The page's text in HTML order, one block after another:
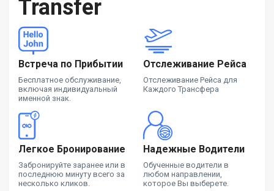
Transfer
Встреча по Прибытии
Бесплатное обслуживание,
включая индивидуальный
именной знак.
Отслеживание Рейса
Отслеживание Рейса для
Каждого Трансфера
Легкое Бронирование
Забронируйте заранее или в
последнюю минуту всего за
несколько кликов.
Надежные Водители
Обученные водители в
любом направлении,
которое Вы выберете.